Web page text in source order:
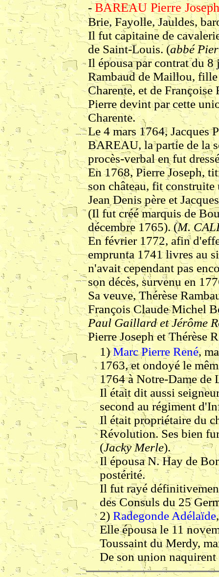
-BAREAU Pierre Joseph
Brie, Fayolle, Jauldes,
Il fut capitaine de
de Saint-Louis. (abbé
Il épousa par contrat du 8
Rambaud de Maillou,
Charente, et de
Pierre devint par cette
Charente.
Le 4 mars 1764, Jacques
BAREAU, la partie de la
procès-verbal en fut
En 1768, Pierre Joseph,
son château, fit
Jean Denis père et
(Il fut créé marquis de
décembre 1765). (M.
En février 1772, afin
emprunta 1741 livres au
n'avait cependant pas
son décès, survenu en
Sa veuve, Thérèse
François Claude Michel
Paul Gaillard et Jérôme
Pierre Joseph et Thérèse
1)Marc Pierre René,
1763, et ondoyé le
1764 à Notre-Dame de
Il était dit aussi
second au régiment
Il était propriétaire du
Révolution. Ses bien
(Jacky Merle).
Il épousa N. Hay de
postérité.
Il fut rayé
des Consuls du 25
2) Radegonde Adélaïde
Elle épousa le 11
Toussaint du Merdy,
De son union naquirent